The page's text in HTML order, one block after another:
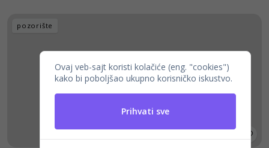
pozorište
Ovaj veb-sajt koristi kolačiće (eng. "cookies")
kako bi poboljšao ukupno korisničko iskustvo.
Prihvati sve